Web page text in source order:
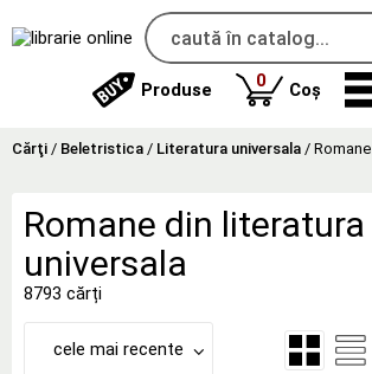
Produse 0produse
Coș
Cărţi / Beletristica / Literatura universala / Romane
Romane din literatura
universala
8793 cărți
cele mai recente